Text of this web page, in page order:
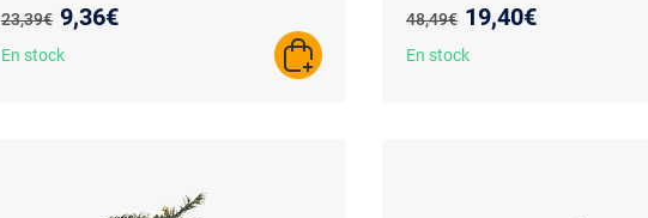
Décoration sapin de Noël 44 pièces - Vert,
Rouge, Blanc et Doré - Design
Ancien prix :
23,39€ Nouveau prix :
9,36€
En stock
AJOUTER AU PANIER
Noël 52 pièces - Or - Design
Ancien prix :
48,49€ Nouveau prix :
19,40€
En stock